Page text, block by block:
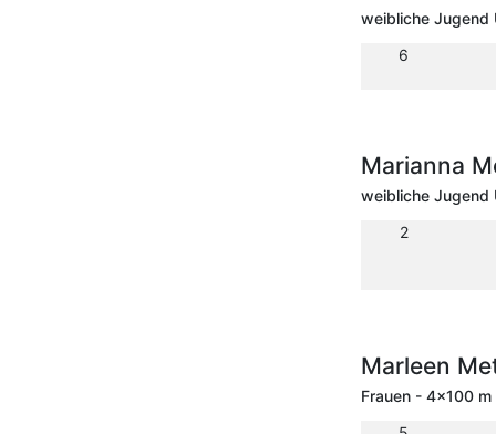
weibliche Jugend
6
Marianna
weibliche Jugend
2
Marleen
Frauen - 4x100